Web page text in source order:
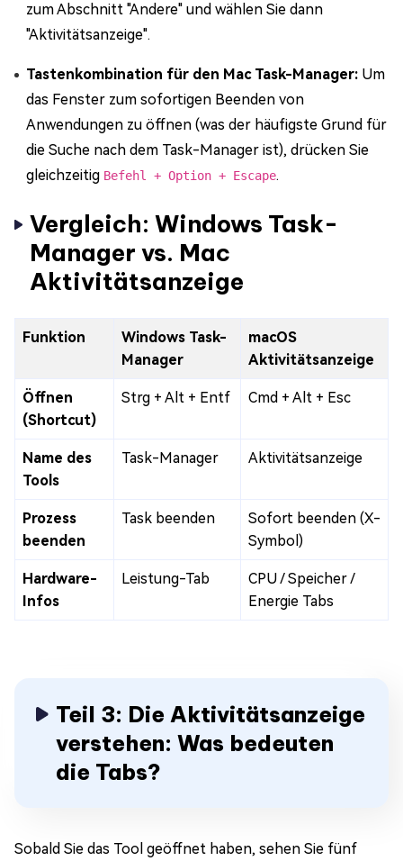
zum Abschnitt "Andere" und wählen Sie dann
"Aktivitätsanzeige".
Tastenkombination für den Mac Task-Manager: Um
das Fenster zum sofortigen Beenden von
Anwendungen zu öffnen (was der häufigste Grund für
die Suche nach dem Task-Manager ist), drücken Sie
gleichzeitig Befehl + Option + Escape.
Vergleich: Windows Task-
Manager vs. Mac
Aktivitätsanzeige
Funktion
Windows Task-
Manager
macOS
Aktivitätsanzeige
Öffnen
(Shortcut)
Strg + Alt + Entf Cmd + Alt + Esc
Name des
Tools
Task-Manager Aktivitätsanzeige
Prozess
beenden
Task beenden
Sofort beenden (X-
Symbol)
Hardware-
Infos
Leistung-Tab
CPU / Speicher /
Energie Tabs
Teil 3: Die Aktivitätsanzeige
verstehen: Was bedeuten
die Tabs?
Sobald Sie das Tool geöffnet haben, sehen Sie fünf